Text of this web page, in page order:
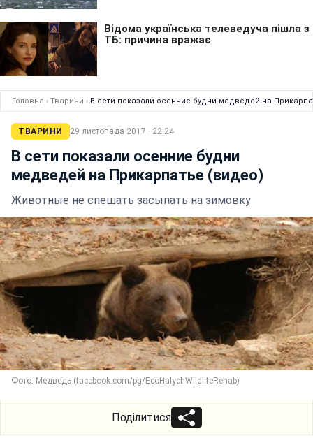
Головна › Тварини › В сети показали осенние будни медведей на
ТВАРИНИ 29 листопада 2017 · 22:24
В сети показали осенние будни
медведей на Прикарпатье (видео)
Животные не спешать засыпать на зимовку
Фото: Медведь (facebook.com/pg/EcoHalychWildlifeRehab)
Поділитися